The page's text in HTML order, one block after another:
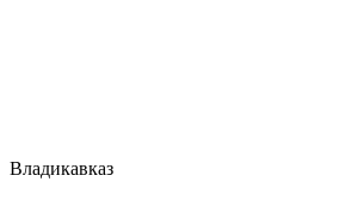
Владикавказ